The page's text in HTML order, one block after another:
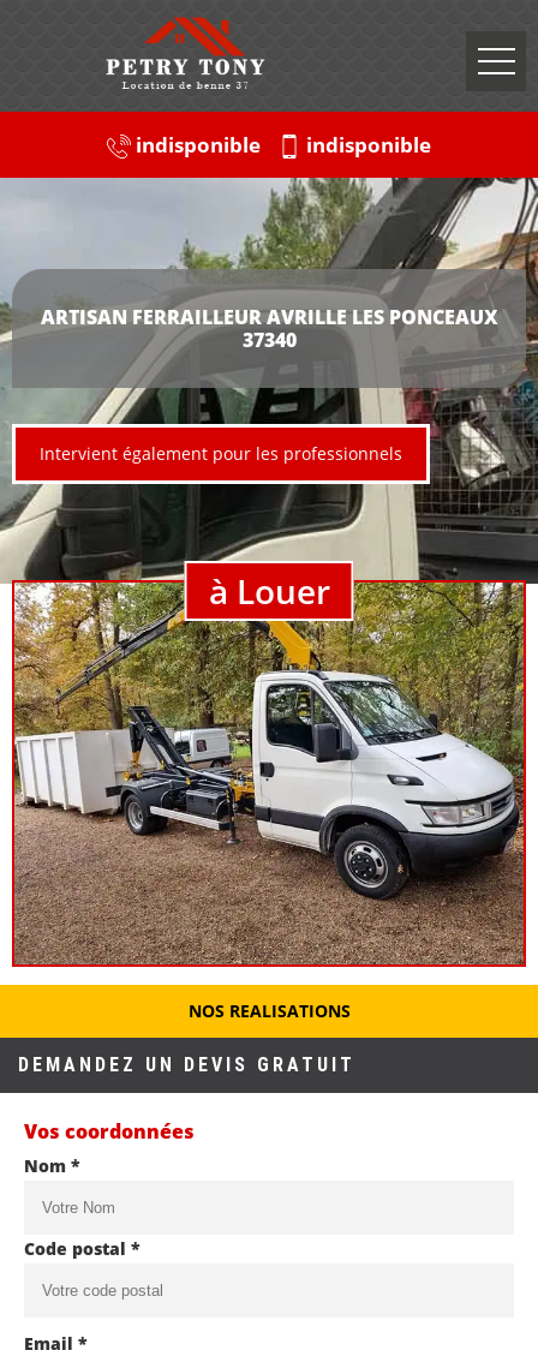
indisponible indisponible
ARTISAN FERRAILLEUR AVRILLE LES PONCEAUX
37340
Intervient également pour les professionnels
à Louer
NOS REALISATIONS
DEMANDEZ UN DEVIS GRATUIT
Vos coordonnées
Nom *
Code postal *
Email *